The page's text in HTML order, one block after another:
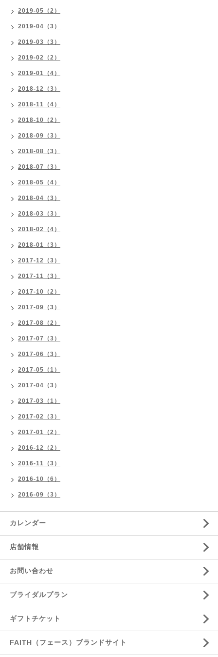
2019-05（2）
2019-04（3）
2019-03（3）
2019-02（2）
2019-01（4）
2018-12（3）
2018-11（4）
2018-10（2）
2018-09（3）
2018-08（3）
2018-07（3）
2018-05（4）
2018-04（3）
2018-03（3）
2018-02（4）
2018-01（3）
2017-12（3）
2017-11（3）
2017-10（2）
2017-09（3）
2017-08（2）
2017-07（3）
2017-06（3）
2017-05（1）
2017-04（3）
2017-03（1）
2017-02（3）
2017-01（2）
2016-12（2）
2016-11（3）
2016-10（6）
2016-09（3）
カレンダー
店舗情報
お問い合わせ
ブライダルプラン
ギフトチケット
FAITH（フェース）ブランドサイト